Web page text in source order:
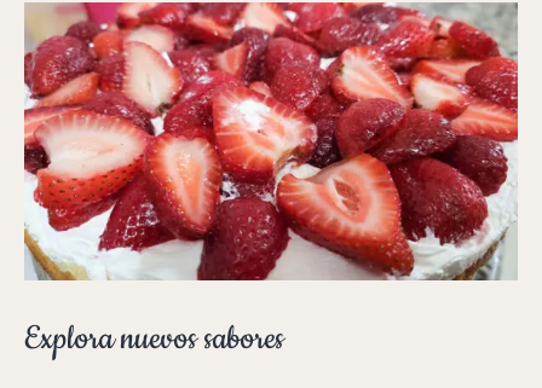
Explora nuevos sabores